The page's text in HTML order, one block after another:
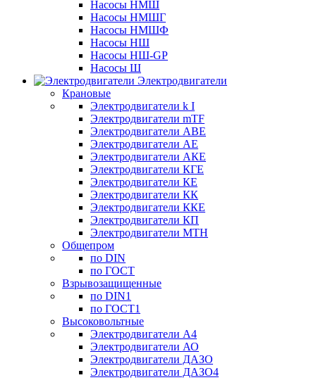
Насосы НМШ
Насосы НМШГ
Насосы НМШФ
Насосы НШ
Насосы НШ-GP
Насосы Ш
Электродвигатели
Крановые
Электродвигатели k I
Электродвигатели mTF
Электродвигатели АВЕ
Электродвигатели АЕ
Электродвигатели АКЕ
Электродвигатели КГЕ
Электродвигатели КЕ
Электродвигатели КК
Электродвигатели ККЕ
Электродвигатели КП
Электродвигатели МТН
Общепром
по DIN
по ГОСТ
Взрывозащищенные
по DIN1
по ГОСТ1
Высоковольтные
Электродвигатели А4
Электродвигатели АО
Электродвигатели ДАЗО
Электродвигатели ДАЗО4